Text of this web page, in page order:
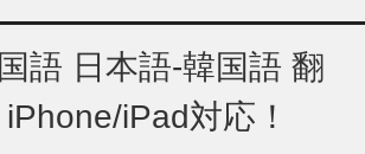
語 日本語-韓国語 翻
iPad対応！